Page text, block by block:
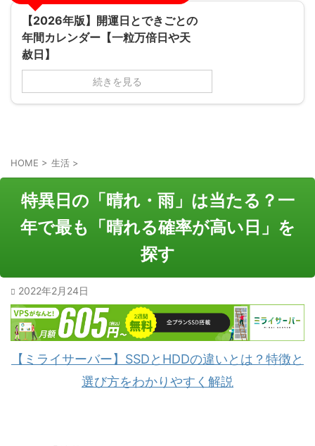
【2026年版】開運日とできごとの
年間カレンダー【一粒万倍日や天
赦日】
続きを見る
HOME > 生活 >
特異日の「晴れ・雨」は当たる？一
年で最も「晴れる確率が高い日」を
探す
2022年2月24日
【ミライサーバー】SSDとHDDの違いとは？特徴と
選び方をわかりやすく解説